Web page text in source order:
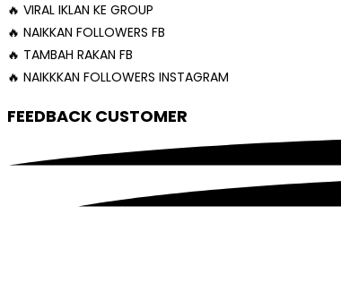
🔥 VIRAL IKLAN KE GROUP
🔥 NAIKKAN FOLLOWERS FB
🔥 TAMBAH RAKAN FB
🔥 NAIKKKAN FOLLOWERS INSTAGRAM
FEEDBACK CUSTOMER